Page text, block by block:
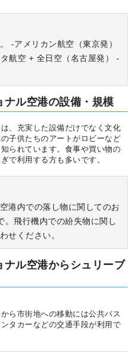
-アメリカン航空（東京発）
航空 + 全日空（名古屋発） -
ナル空港の設備・規模
、充実した設備だけでなく文化
子供たちのアートがロビーなど
られています。食事や買い物の
で利用する方も多いです。
港内での落し物に関してのお
飛行機内での紛失物に関し
せください。
ナル空港からシュリーブ
ら市街地への移動には公共バス
タカーなどの交通手段が利用で